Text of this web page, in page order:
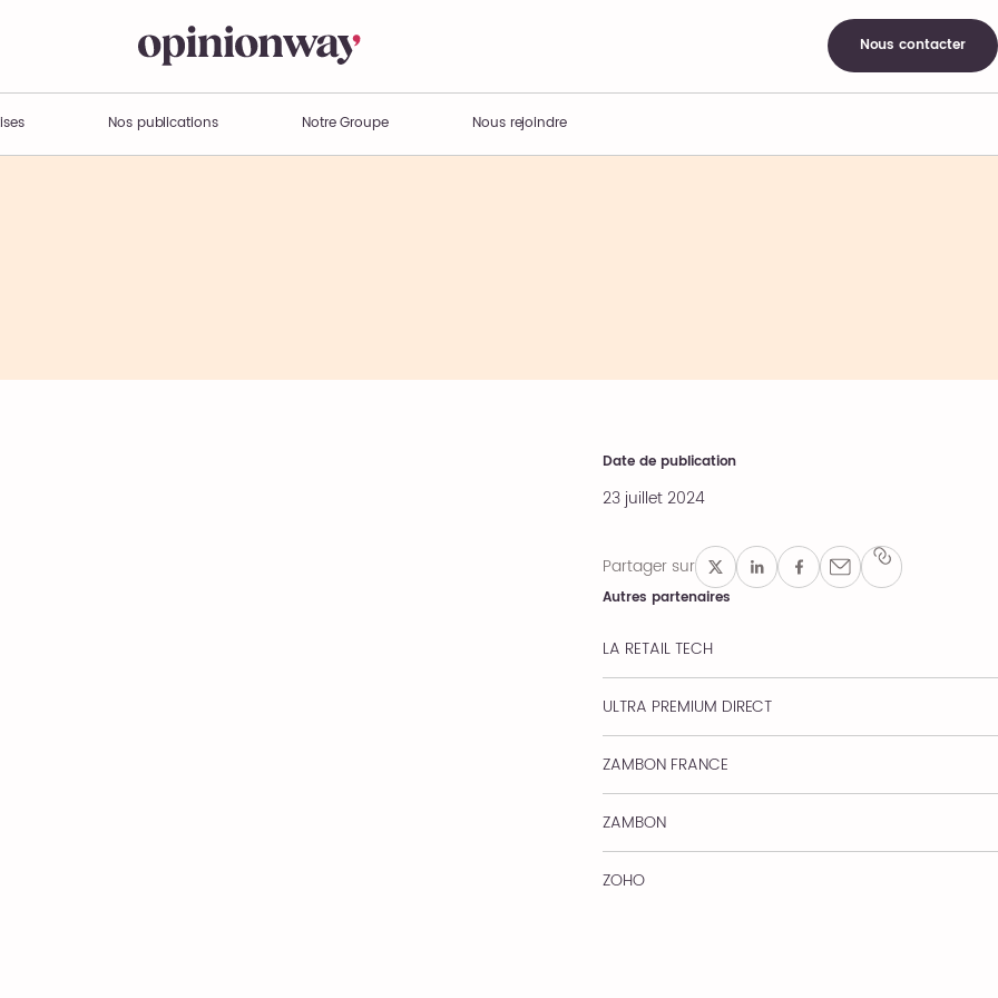
Nous contacter
Nos publications Notre Groupe Nous rejoindre
Date de publication
23 juillet 2024
Partager sur
Autres partenaires
LA RETAIL TECH
ULTRA PREMIUM DIRECT
ZAMBON FRANCE
ZAMBON
ZOHO